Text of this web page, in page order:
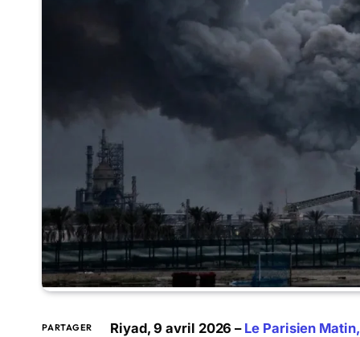
PARTAGER Riyad, 9 avril 2026 –Le Parisien Matin,